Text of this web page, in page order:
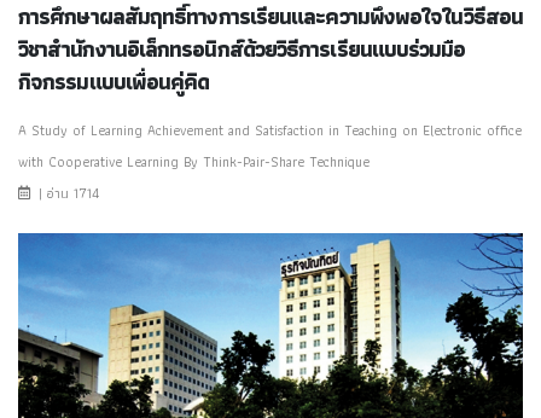
การศึกษาผลสัมฤทธิ์ทางการเรียนและความพึงพอใจในวิธีสอน
วิชาสำนักงานอิเล็กทรอนิกส์ด้วยวิธีการเรียนแบบร่วมมือ
กิจกรรมแบบเพื่อนคู่คิด
A Study of Learning Achievement and Satisfaction in Teaching on Electronic office
with Cooperative Learning By Think-Pair-Share Technique
| อ่าน 1714